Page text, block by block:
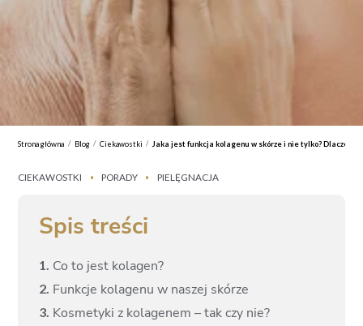
Strona główna / Blog / Ciekawostki / Jaka jest funkcja kolagenu w skórze i nie tylko? Dlaczego
CIEKAWOSTKI • PORADY • PIELĘGNACJA
Spis treści
1. Co to jest kolagen?
2. Funkcje kolagenu w naszej skórze
3. Kosmetyki z kolagenem – tak czy nie?